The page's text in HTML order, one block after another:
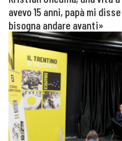
avevo 15 anni, papà mi
bisogna andare avanti»